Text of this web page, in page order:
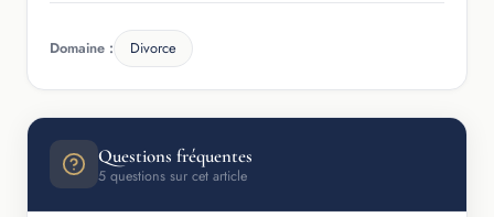
Domaine : Divorce
Questions fréquentes
5 questions sur cet article